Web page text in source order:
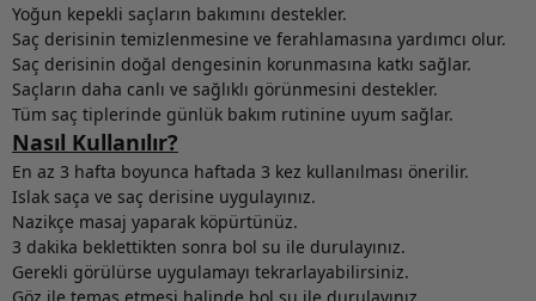
Yoğun kepekli saçların bakımını destekler.
Saç derisinin temizlenmesine ve ferahlamasına yardımcı olur.
Saç derisinin doğal dengesinin korunmasına katkı sağlar.
Saçların daha canlı ve sağlıklı görünmesini destekler.
Tüm saç tiplerinde günlük bakım rutinine uyum sağlar.
Nasıl Kullanılır?
En az 3 hafta boyunca haftada 3 kez kullanılması önerilir.
Islak saça ve saç derisine uygulayınız.
Nazikçe masaj yaparak köpürtünüz.
3 dakika beklettikten sonra bol su ile durulayınız.
Gerekli görülürse uygulamayı tekrarlayabilirsiniz.